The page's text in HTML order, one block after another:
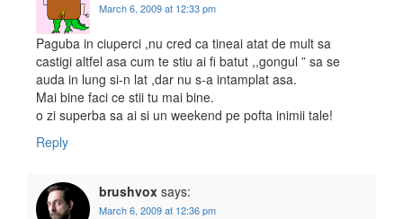
March 6, 2009 at 12:33 pm
Paguba in ciuperci ,nu cred ca tineai atat de mult sa
castigi altfel asa cum te stiu ai fi batut ,,gongul ” sa se
auda in lung si-n lat ,dar nu s-a intamplat asa.
Mai bine faci ce stii tu mai bine.
o zi superba sa ai si un weekend pe pofta inimii tale!
Reply
brushvox says:
March 6, 2009 at 12:36 pm